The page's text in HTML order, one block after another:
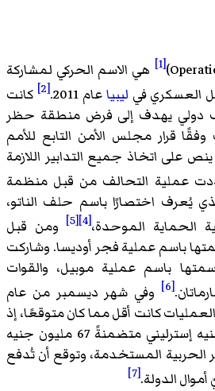
)‏
[1]
هي الاسم الحركي لمشاركة
العسكري في ليبياعام 2011. [2]
كانت
دولي يهدف إلى فرض منطقة حظر
وفقًا قرار مجلس الأمن التابع للأمم
رقم 1973 الذي ينص على اتخاذ جميع التدابير اللازمة
عملية التحالف من قبل منظمة
يُعرف اختصارًا باسم حلف الناتو،
الحماية الموحدة،[4]
[5]
ومن قبل
باسم عملية فجر أوديسا. وشاركت
باسم عملية موبيل، والقوات
[6]
وفي شهر ديسمبر من عام
العمليات كانت أقل مما كان متوقعًا، إذ
كلفت نحو 212 مليون جنيه إسترليني متضمنةً 67 مليون جنيه
الحربية المستخدمة، وتوقع أن تُدفع
الدولة.[7]